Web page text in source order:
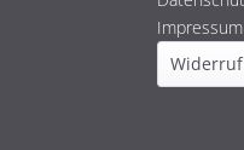
Impressum